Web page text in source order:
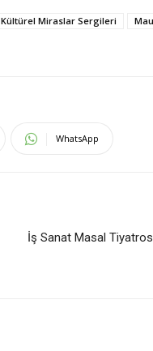
Kültürel Miraslar Sergileri
WhatsApp
İş Sanat Masal